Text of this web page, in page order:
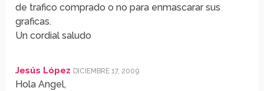
de trafico comprado o no para enmascarar sus
graficas.
Un cordial saludo
Jesús López DICIEMBRE 17, 2009
Hola Angel,